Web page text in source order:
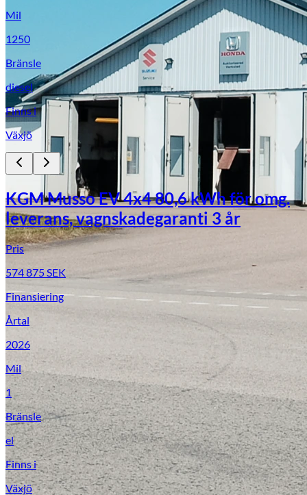
Mil
1250
Bränsle
diesel
Finns i
Växjö
KGM Musso EV 4x4 80,6 kWh för omg.
leverans, vagnskadegaranti 3 år
Pris
574 875 SEK
Finansiering
Årtal
2026
Mil
1
Bränsle
el
Finns i
Växjö